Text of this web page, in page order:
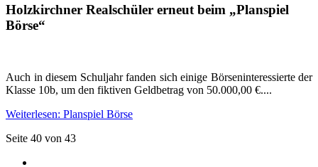
Holzkirchner Realschüler erneut beim „Planspiel
Börse“
Auch in diesem Schuljahr fanden sich einige Börseninteressierte der
Klasse 10b, um den fiktiven Geldbetrag von 50.000,00 €....
Weiterlesen: Planspiel Börse
Seite 40 von 43